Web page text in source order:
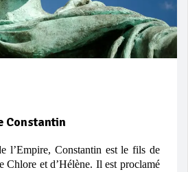
Constantin
l’Empire, Constantin est le fils de
Chlore et d’Hélène. Il est proclamé